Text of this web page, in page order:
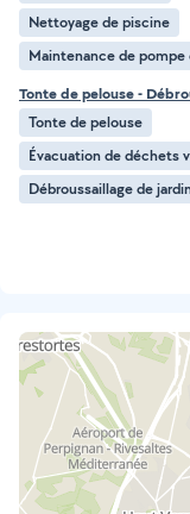
Nettoyage de piscine
Maintenance de pompe
Tonte de pelouse -
Tonte de pelouse
Évacuation de déchets
Débroussaillage de